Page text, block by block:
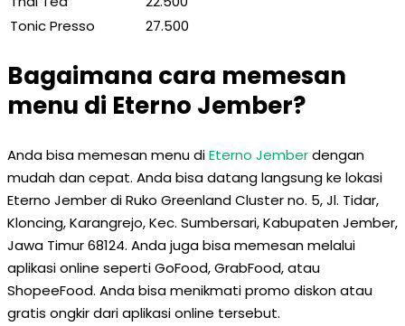
Tonic Presso
27.500
Bagaimana cara memesan
menu di Eterno Jember?
Anda bisa memesan menu diEterno Jemberdengan
mudah dan cepat. Anda bisa datang langsung ke lokasi
Eterno Jember di Ruko Greenland Cluster no. 5, Jl. Tidar,
Kloncing, Karangrejo, Kec. Sumbersari, Kabupaten Jember,
Jawa Timur 68124. Anda juga bisa memesan melalui
aplikasi online seperti GoFood, GrabFood, atau
ShopeeFood. Anda bisa menikmati promo diskon atau
gratis ongkir dari aplikasi online tersebut.